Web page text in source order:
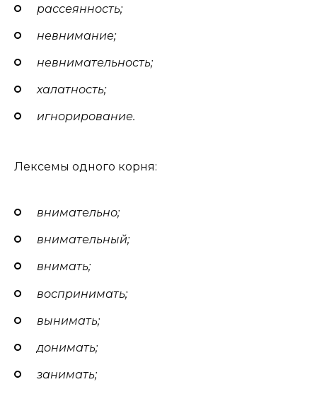
рассеянность;
невнимание;
невнимательность;
халатность;
игнорирование.
Лексемы одного корня:
внимательно;
внимательный;
внимать;
воспринимать;
вынимать;
донимать;
занимать;